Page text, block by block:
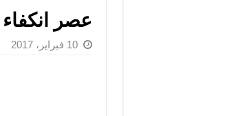
عصر انكفاء
10 فبراير، 2017